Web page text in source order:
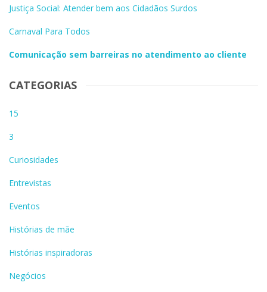
Justiça Social: Atender bem aos Cidadãos Surdos
Carnaval Para Todos
Comunicação sem barreiras no atendimento ao cliente
CATEGORIAS
15
3
Curiosidades
Entrevistas
Eventos
Histórias de mãe
Histórias inspiradoras
Negócios